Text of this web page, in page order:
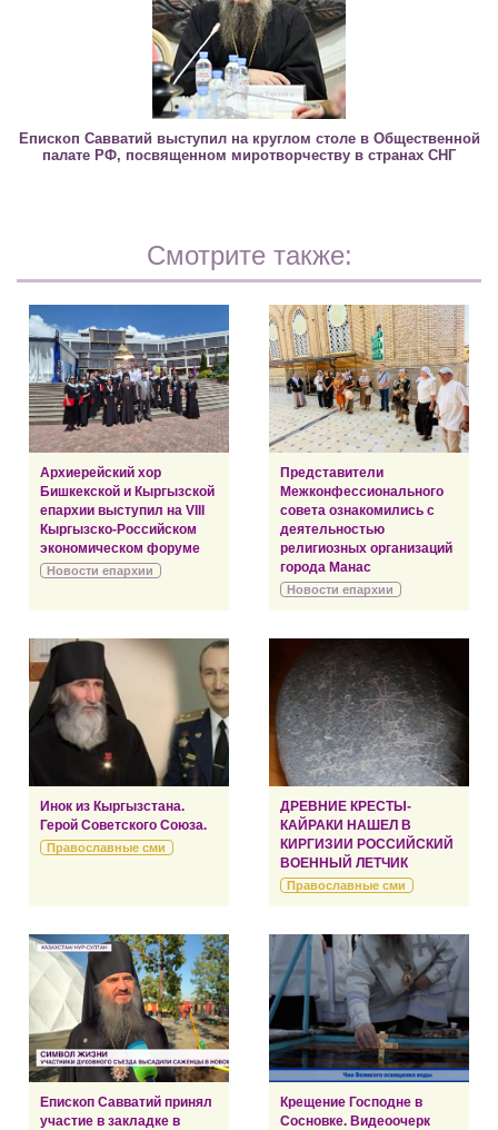
Епископ Савватий выступил на круглом столе в Общественной
палате РФ, посвященном миротворчеству в странах СНГ
Смотрите также:
Архиерейский хор
Бишкекской и Кыргызской
епархии выступил на VIII
Кыргызско-Российском
экономическом форуме
Новости епархии
Представители
Межконфессионального
совета ознакомились с
деятельностью
религиозных организаций
города Манас
Новости епархии
Инок из Кыргызстана.
Герой Советского Союза.
Православные сми
ДРЕВНИЕ КРЕСТЫ-
КАЙРАКИ НАШЕЛ В
КИРГИЗИИ РОССИЙСКИЙ
ВОЕННЫЙ ЛЕТЧИК
Православные сми
Епископ Савватий принял
участие в закладке в
Крещение Господне в
Сосновке. Видеоочерк